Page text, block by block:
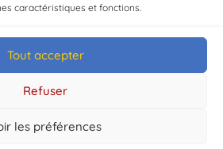
caractéristiques et fonctions.
Tout accepter
Refuser
les préférences
[2004-2024] | Tous droits réservés.
byWEB3-DESIGN